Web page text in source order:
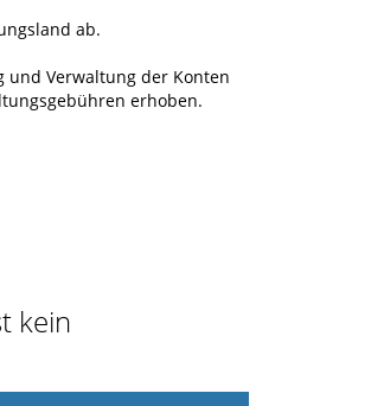
ab.
und Verwaltung der Konten
erhoben.
kein